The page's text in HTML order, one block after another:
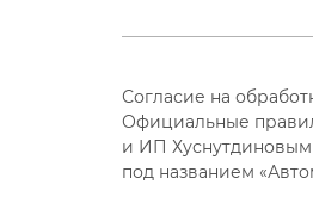
Согласие на
Официальные
и ИП Хуснутдиновым
под названием